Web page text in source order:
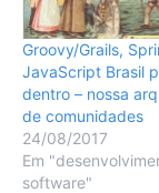
surpreende, até
configuração
Porém, antes de
alguns aspectos
conhecidos…
Groovy/Grails,
JavaScript Brasil
dentro – nossa
de comunidades
24/08/2017
Em
software"